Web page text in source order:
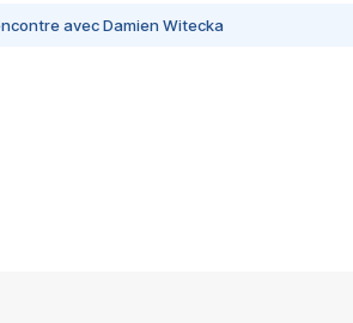
avec Damien Witecka